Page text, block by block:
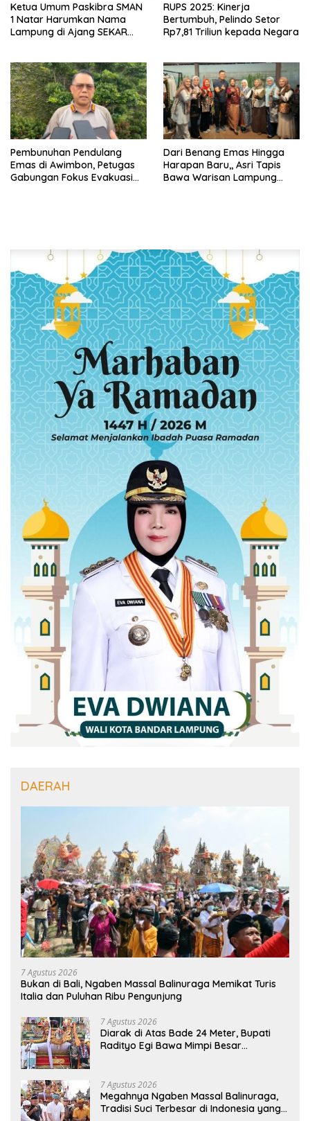
Ketua Umum Paskibra SMAN
1 Natar Harumkan Nama
Lampung di Ajang SEKAR
RUPS 2025: Kinerja
Bertumbuh, Pelindo Setor
Rp7,81 Triliun kepada Negara
Pembunuhan Pendulang
Emas di Awimbon, Petugas
Gabungan Fokus Evakuasi
Dari Benang Emas Hingga
Harapan Baru,, Asri Tapis
Bawa Warisan Lampung
DAERAH
7 Agustus 2026
Bukan di Bali, Ngaben Massal Balinuraga Memikat Turis
Italia dan Puluhan Ribu Pengunjung
7 Agustus 2026
Diarak di Atas Bade 24 Meter, Bupati
Radityo Egi Bawa Mimpi Besar
7 Agustus 2026
Megahnya Ngaben Massal Balinuraga,
Tradisi Suci Terbesar di Indonesia yang